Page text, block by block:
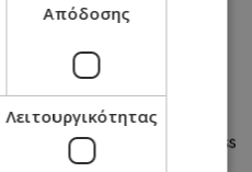
Απόδοσης
Λειτουργικότητας